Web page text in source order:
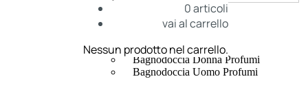
Corpo Donna
Corpo Uomo
Creme Mani
Bagnodoccia Donna Profumi
Bagnodoccia Uomo Profumi
0articoli
vai al carrello
Nessun prodotto nel carrello.